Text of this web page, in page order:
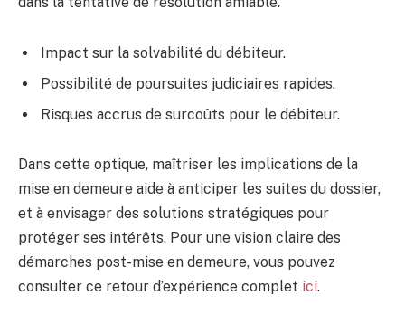
Impact sur la solvabilité du débiteur.
Possibilité de poursuites judiciaires rapides.
Risques accrus de surcoûts pour le débiteur.
Dans cette optique, maîtriser les implications de la
mise en demeure aide à anticiper les suites du dossier,
et à envisager des solutions stratégiques pour
protéger ses intérêts. Pour une vision claire des
démarches post-mise en demeure, vous pouvez
consulter ce retour d’expérience complet ici.